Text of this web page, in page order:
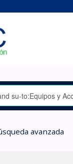
avanzada